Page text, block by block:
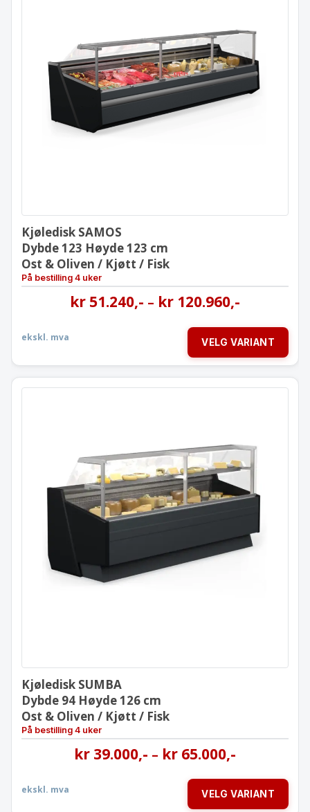
Kjøledisk SAMOS
Dybde 123 Høyde 123 cm
Kjøledisk SAMOS
Dybde 123 Høyde 123 cm
Ost & Oliven / Kjøtt / Fisk
På bestilling 4 uker
kr 51.240,- – kr 120.960,-
ekskl. mva VELG VARIANT
Kjøledisk SUMBA
Dybde 94 Høyde 126 cm
Ost & Oliven / Kjøtt / Fisk
Kjøledisk SUMBA
Dybde 94 Høyde 126 cm
Ost & Oliven / Kjøtt / Fisk
På bestilling 4 uker
kr 39.000,- – kr 65.000,-
ekskl. mva VELG VARIANT